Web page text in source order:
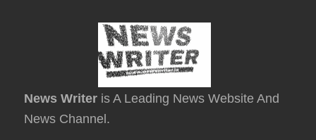
News Writer is A Leading News Website And
News Channel.